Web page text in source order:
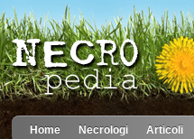
Home Necrologi Articoli